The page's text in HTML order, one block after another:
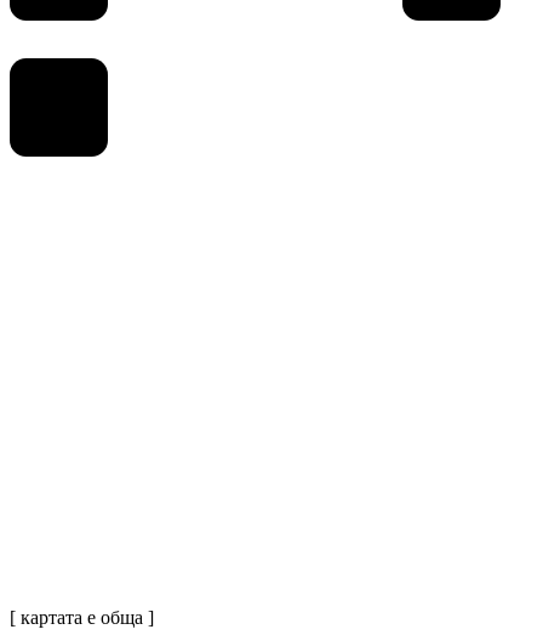
[ картата е обща ]